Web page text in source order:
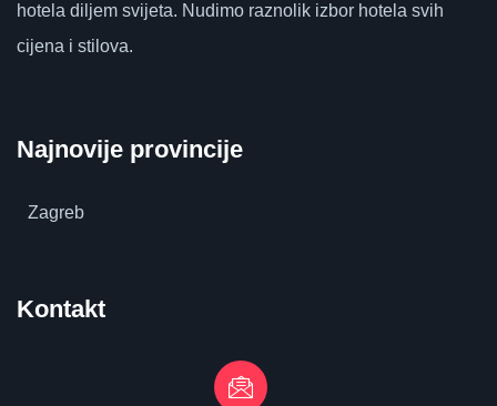
hotela diljem svijeta. Nudimo raznolik izbor hotela svih
cijena i stilova.
Najnovije provincije
Zagreb
Kontakt